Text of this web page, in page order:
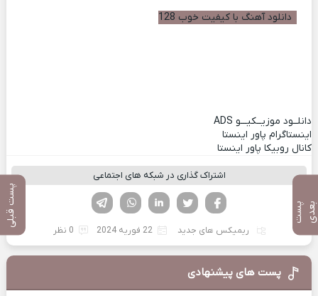
پ
س
ت
ب
ع
د ی پست قبلی
دانلود آهنگ با کیفیت خوب 128
دانلــود موزیــکیـــو ADS
اینستاگرام پاور اینستا
کانال روبیکا پاور اینستا
اشتراک گذاری در شبکه های اجتماعی
لینکدین تویتر
فیسوک
ریمیکس های جدید 22 فوریه 2024 0 نظر
پست های پیشنهادی